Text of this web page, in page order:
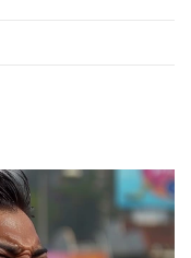
कप्तान जोस बटलर ने